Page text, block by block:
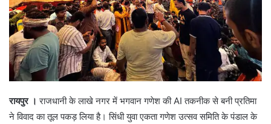
रायपुर । राजधानी के लाखे नगर में भगवान गणेश की AI तकनीक से बनी प्रतिमा
ने विवाद का तूल पकड़ लिया है। सिंधी युवा एकता गणेश उत्सव समिति के पंडाल के